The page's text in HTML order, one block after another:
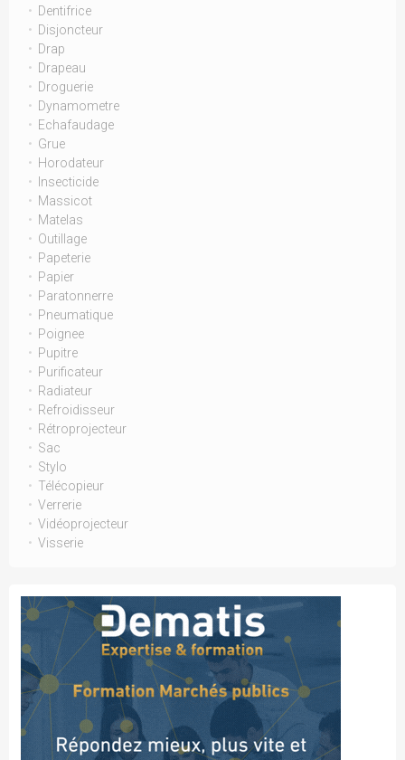
Dentifrice
Disjoncteur
Drap
Drapeau
Droguerie
Dynamometre
Echafaudage
Grue
Horodateur
Insecticide
Massicot
Matelas
Outillage
Papeterie
Papier
Paratonnerre
Pneumatique
Poignee
Pupitre
Purificateur
Radiateur
Refroidisseur
Rétroprojecteur
Sac
Stylo
Télécopieur
Verrerie
Vidéoprojecteur
Visserie